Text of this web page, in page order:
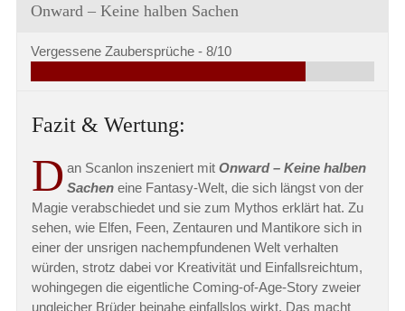
Onward – Keine halben Sachen
Vergessene Zaubersprüche - 8/10
Fazit & Wertung:
D an Scanlon inszeniert mit Onward – Keine halben
Sacheneine Fantasy-Welt, die sich längst von der
Magie verabschiedet und sie zum Mythos erklärt hat. Zu
sehen, wie Elfen, Feen, Zentauren und Mantikore sich in
einer der unsrigen nachempfundenen Welt verhalten
würden, strotz dabei vor Kreativität und Einfallsreichtum,
wohingegen die eigentliche Coming-of-Age-Story zweier
ungleicher Brüder beinahe einfallslos wirkt. Das macht